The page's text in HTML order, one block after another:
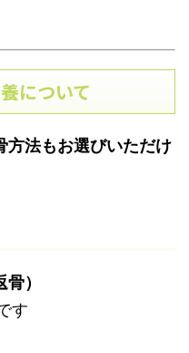
について
方法もお選びいただけ
）
す